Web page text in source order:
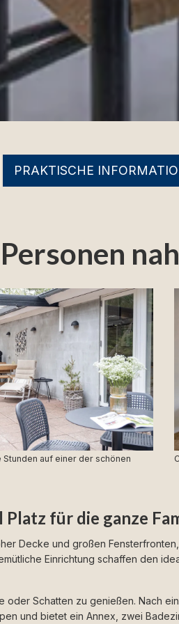
PRAKTISCHE
Stunden auf einer der schönen
Platz für die ganze
Decke und großen
Einrichtung schaffen den
Schatten zu genießen. Nach
und bietet ein Annex, zwei